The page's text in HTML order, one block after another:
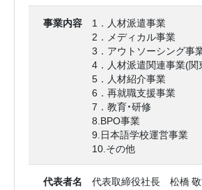
事業内容
1．人材派遣事業
2．メディカル事業
3．アウトソーシング事
4．人材派遣関連事業(関
5．人材紹介事業
6．再就職支援事業
7．教育・研修
8.BPO事業
9.日本語学校運営事業
10.その他
代表者名 代表取締役社長 松橋 敬